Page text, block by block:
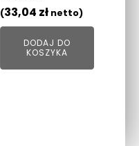
(33,04 złnetto)
DODAJ DO
KOSZYKA